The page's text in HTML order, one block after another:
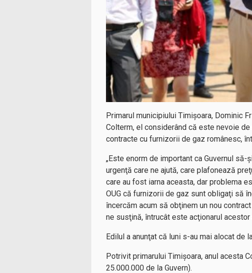
Primarul municipiului Timişoara, Dominic
Colterm, el considerând că este nevoie
contracte cu furnizorii de gaz românesc,
„Este enorm de important ca Guvernul
urgenţă care ne ajută, care plafonează
care au fost iarna aceasta, dar problema
OUG că furnizorii de gaz sunt obligaţi să
încercăm acum să obţinem un nou
ne susţină, întrucât este acţionarul
Edilul a anunţat că luni s-au mai alocat de
Potrivit primarului Timişoara, anul acesta
25.000.000 de la Guvern).